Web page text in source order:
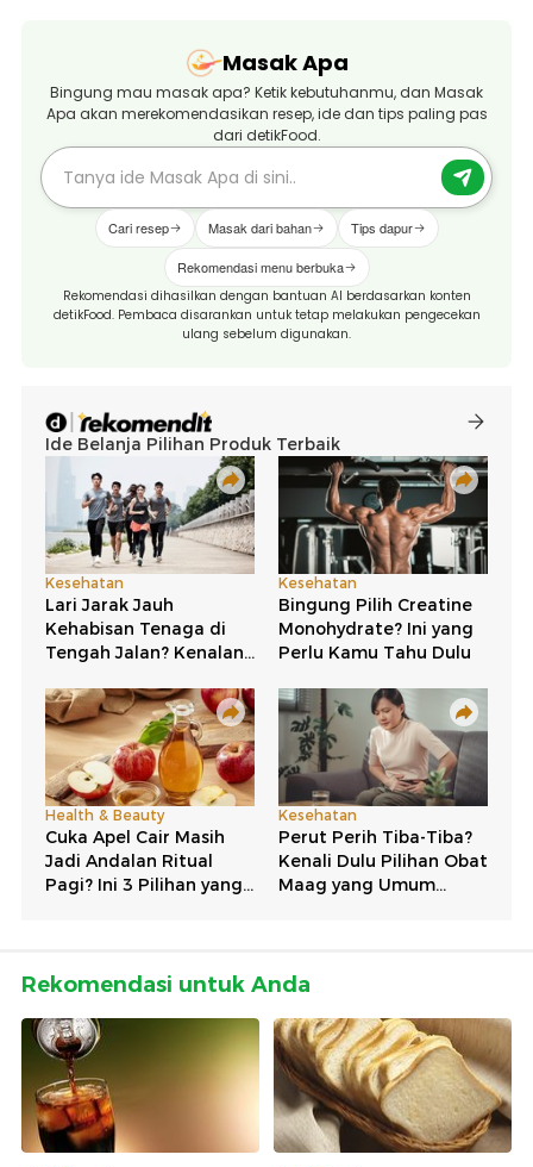
Masak Apa
Bingung mau masak apa? Ketik kebutuhanmu, dan Masak
Apa akan merekomendasikan resep, ide dan tips paling pas
dari detikFood.
Cari resep Masak dari bahan Tips dapur
Rekomendasi menu berbuka
Rekomendasi dihasilkan dengan bantuan AI berdasarkan konten
detikFood. Pembaca disarankan untuk tetap melakukan pengecekan
ulang sebelum digunakan.
Rekomendasi untuk Anda